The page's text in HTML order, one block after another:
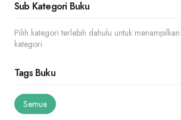
Sub Kategori Buku
Pilih kategori terlebih dahulu untuk
kategori.
Tags Buku
Semua